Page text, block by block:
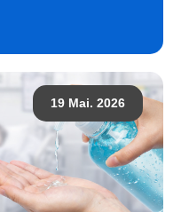
19 Mai. 2026